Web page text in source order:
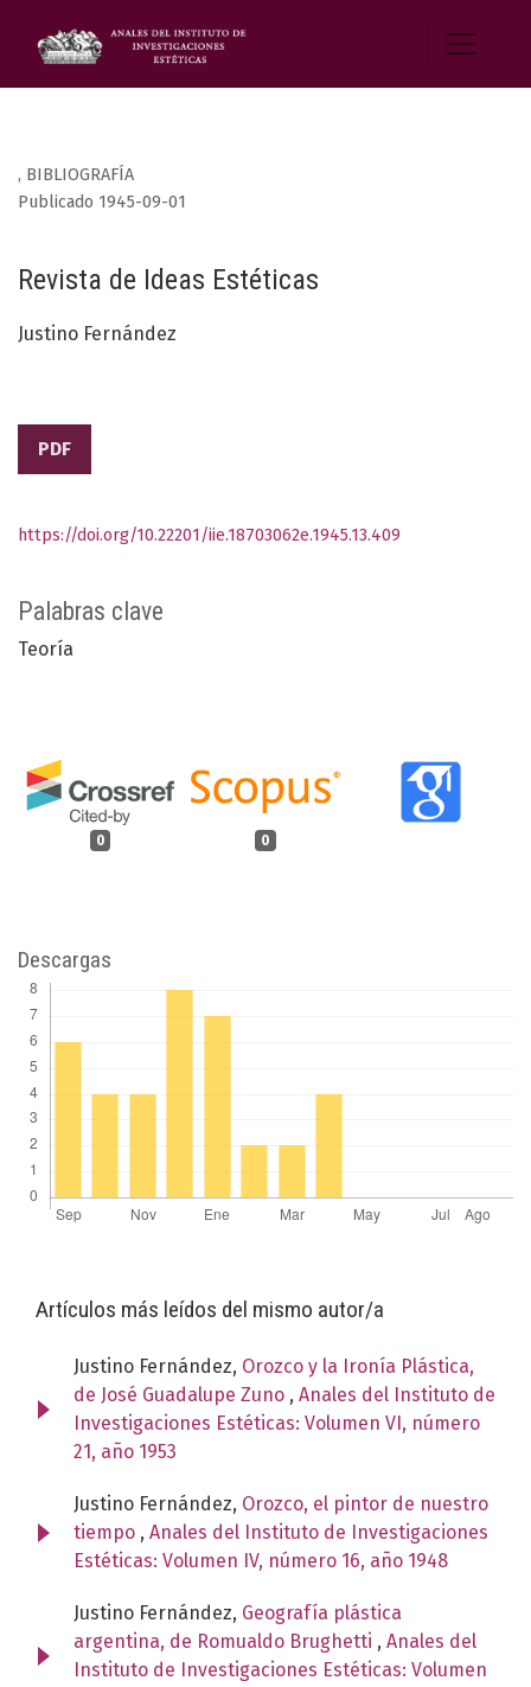
, BIBLIOGRAFÍA
Revista de Ideas Estéticas
Publicado 1945-09-01
Justino Fernández
PDF
Palabras clave
Teoría
0 0
https://doi.org/10.22201/iie.18703062e.1945.13.409
Descargas
Artículos más leídos del mismo autor/a
Justino Fernández, Orozco y la Ironía Plástica,
de José Guadalupe Zuno , Anales del Instituto de
Investigaciones Estéticas: Volumen VI, número
21, año 1953
Justino Fernández, Orozco, el pintor de nuestro
tiempo , Anales del Instituto de Investigaciones
Estéticas: Volumen IV, número 16, año 1948
Justino Fernández, Geografía plástica
argentina, de Romualdo Brughetti , Anales del
Instituto de Investigaciones Estéticas: Volumen